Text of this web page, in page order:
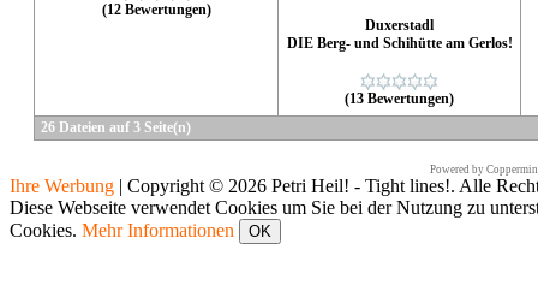
(12 Bewertungen)
Duxerstadl
DIE Berg- und Schihütte am Gerlos!
(13 Bewertungen)
26 Dateien auf 3 Seite(n)
Powered by
Ihre Werbung | Copyright © 2026 Petri Heil! - Tight lines!. Alle
Diese Webseite verwendet Cookies um Sie bei der Nutzung zu
Cookies. Mehr Informationen OK